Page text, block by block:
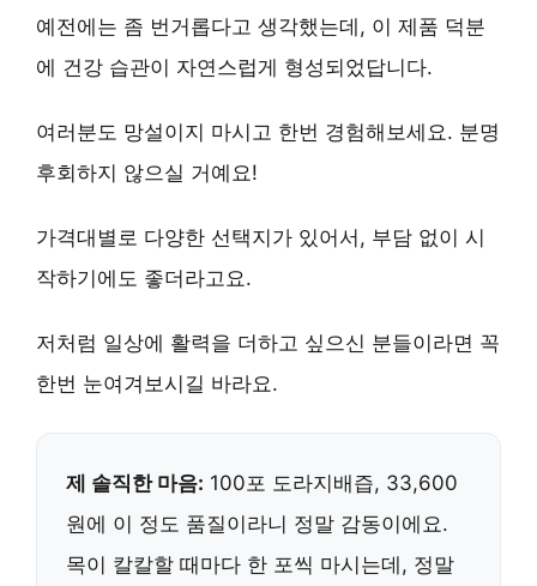
예전에는 좀 번거롭다고 생각했는데, 이 제품 덕분
에 건강 습관이 자연스럽게 형성되었답니다.
여러분도 망설이지 마시고 한번 경험해보세요. 분명
후회하지 않으실 거예요!
가격대별로 다양한 선택지가 있어서, 부담 없이 시
작하기에도 좋더라고요.
저처럼 일상에 활력을 더하고 싶으신 분들이라면 꼭
한번 눈여겨보시길 바라요.
제 솔직한 마음: 100포 도라지배즙, 33,600
원에 이 정도 품질이라니 정말 감동이에요.
목이 칼칼할 때마다 한 포씩 마시는데, 정말